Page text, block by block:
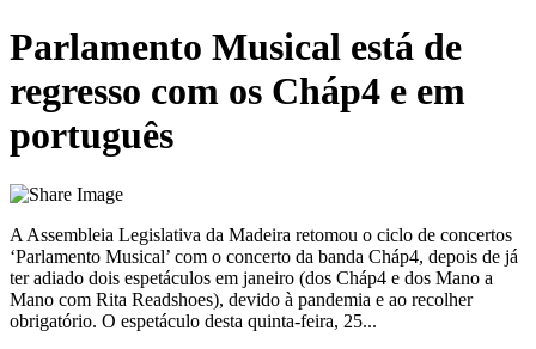
Parlamento Musical está de
regresso com os Cháp4 e em
português
A Assembleia Legislativa da Madeira retomou o ciclo de concertos
‘Parlamento Musical’ com o concerto da banda Cháp4, depois de já
ter adiado dois espetáculos em janeiro (dos Cháp4 e dos Mano a
Mano com Rita Readshoes), devido à pandemia e ao recolher
obrigatório. O espetáculo desta quinta-feira, 25...